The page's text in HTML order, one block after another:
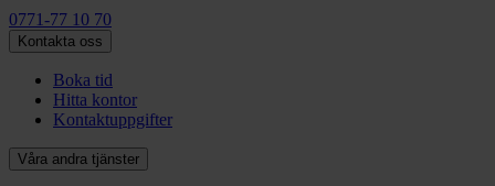
0771-77 10 70
Kontakta oss
Boka tid
Hitta kontor
Kontaktuppgifter
Våra andra tjänster